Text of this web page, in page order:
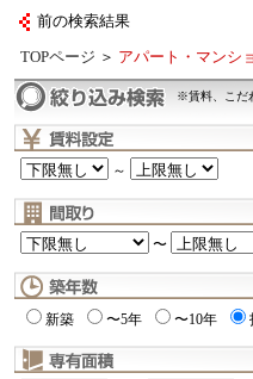
前の検索結果
TOPページ ＞ アパート・マンシ
※賃料、こだ
～
〜
新築 〜5年 〜10年